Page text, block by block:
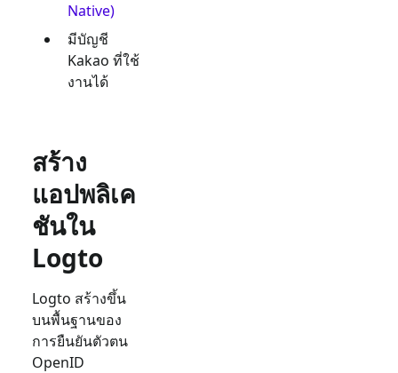
Native)
มีบัญชี
Kakao ที่ใช้
งานได้
สร้าง
แอปพลิเค
ชันใน
Logto
Logto สร้างขึ้น
บนพื้นฐานของ
การยืนยันตัวตน
OpenID